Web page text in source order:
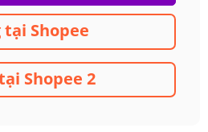
Shopee
Shopee 2